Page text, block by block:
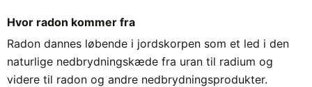
Hvor radon kommer fra
Radon dannes løbende i jordskorpen som et led i den
naturlige nedbrydningskæde fra uran til radium og
videre til radon og andre nedbrydningsprodukter.